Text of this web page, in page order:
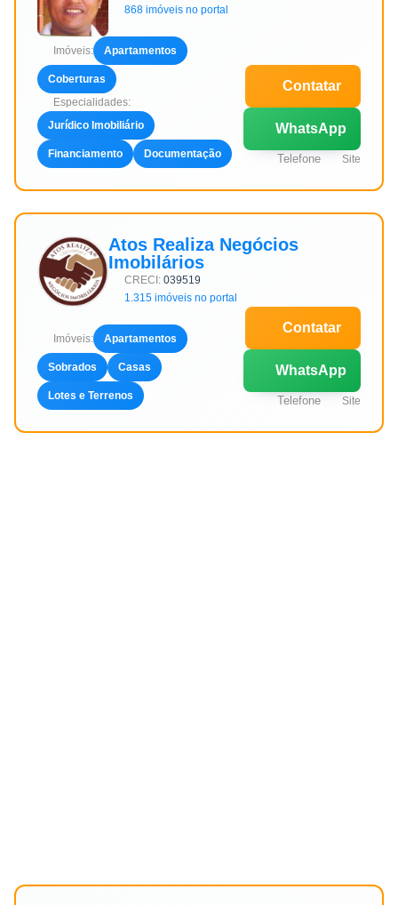
868 imóveis no portal
Imóveis: Apartamentos
Coberturas
Especialidades:
Jurídico Imobiliário
Financiamento Documentação
Contatar
WhatsApp
Telefone Site
Atos Realiza Negócios
Imobilários
CRECI: 039519
1.315 imóveis no portal
Imóveis: Apartamentos
Sobrados Casas
Lotes e Terrenos
Contatar
WhatsApp
Telefone Site